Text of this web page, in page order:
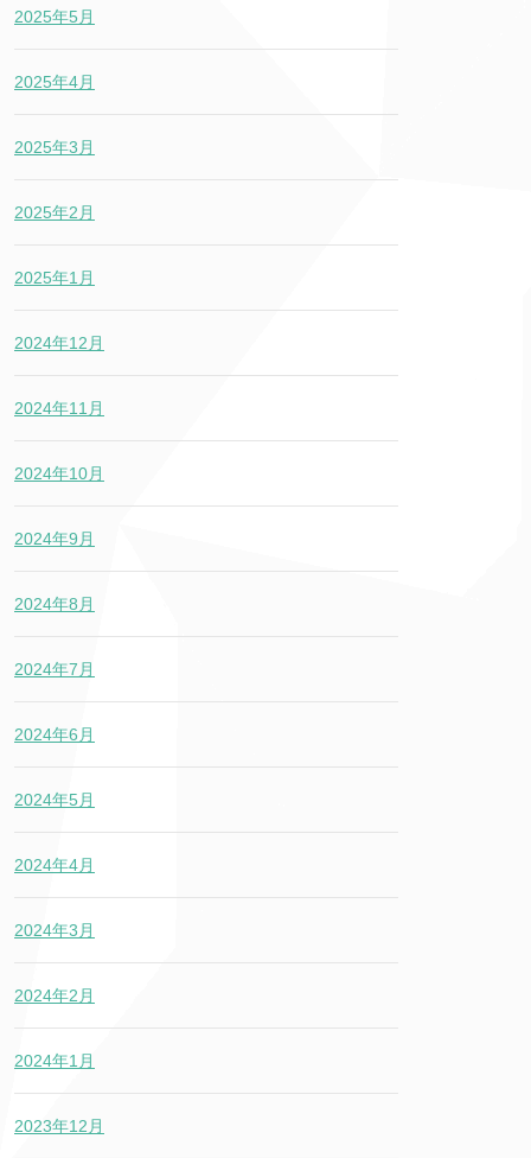
2025年5月
2025年4月
2025年3月
2025年2月
2025年1月
2024年12月
2024年11月
2024年10月
2024年9月
2024年8月
2024年7月
2024年6月
2024年5月
2024年4月
2024年3月
2024年2月
2024年1月
2023年12月